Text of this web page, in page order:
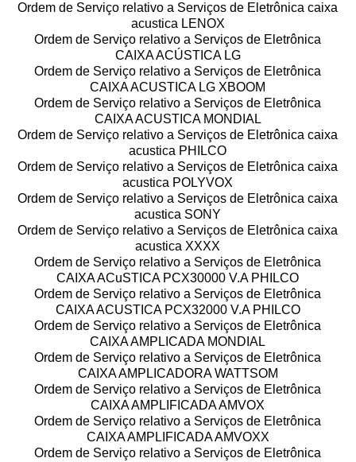
Ordem de Serviço relativo a Serviços de Eletrônica caixa
acustica LENOX
Ordem de Serviço relativo a Serviços de Eletrônica
CAIXA ACÚSTICA LG
Ordem de Serviço relativo a Serviços de Eletrônica
CAIXA ACUSTICA LG XBOOM
Ordem de Serviço relativo a Serviços de Eletrônica
CAIXA ACUSTICA MONDIAL
Ordem de Serviço relativo a Serviços de Eletrônica caixa
acustica PHILCO
Ordem de Serviço relativo a Serviços de Eletrônica caixa
acustica POLYVOX
Ordem de Serviço relativo a Serviços de Eletrônica caixa
acustica SONY
Ordem de Serviço relativo a Serviços de Eletrônica caixa
acustica XXXX
Ordem de Serviço relativo a Serviços de Eletrônica
CAIXA ACuSTICA PCX30000 V.A PHILCO
Ordem de Serviço relativo a Serviços de Eletrônica
CAIXA ACUSTICA PCX32000 V.A PHILCO
Ordem de Serviço relativo a Serviços de Eletrônica
CAIXA AMPLICADA MONDIAL
Ordem de Serviço relativo a Serviços de Eletrônica
CAIXA AMPLICADORA WATTSOM
Ordem de Serviço relativo a Serviços de Eletrônica
CAIXA AMPLIFICADA AMVOX
Ordem de Serviço relativo a Serviços de Eletrônica
CAIXA AMPLIFICADA AMVOXX
Ordem de Serviço relativo a Serviços de Eletrônica